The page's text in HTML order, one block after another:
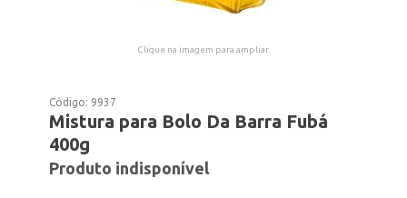
Clique na imagem para ampliar.
Código: 9937
Mistura para Bolo Da Barra Fubá
400g
Produto indisponível